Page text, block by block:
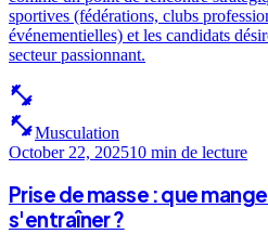
sportives (fédérations, clubs
événementielles) et les candidats
secteur passionnant.
fitness_center
fitness_centerMusculation
October 22, 202510 min de lecture
Prise de masse : que
s'entraîner ?